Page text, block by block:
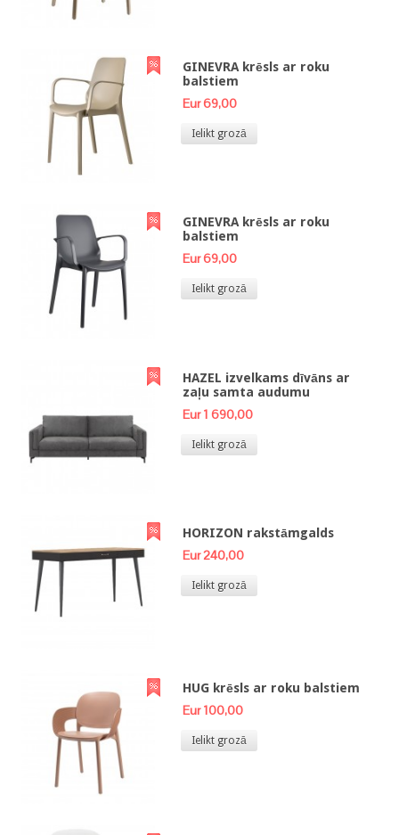
GINEVRA krēsls ar roku
balstiem
Eur 69,00
Ielikt grozā
GINEVRA krēsls ar roku
balstiem
Eur 69,00
Ielikt grozā
HAZEL izvelkams dīvāns ar
zaļu samta audumu
Eur 1 690,00
Ielikt grozā
HORIZON rakstāmgalds
Eur 240,00
Ielikt grozā
HUG krēsls ar roku balstiem
Eur 100,00
Ielikt grozā